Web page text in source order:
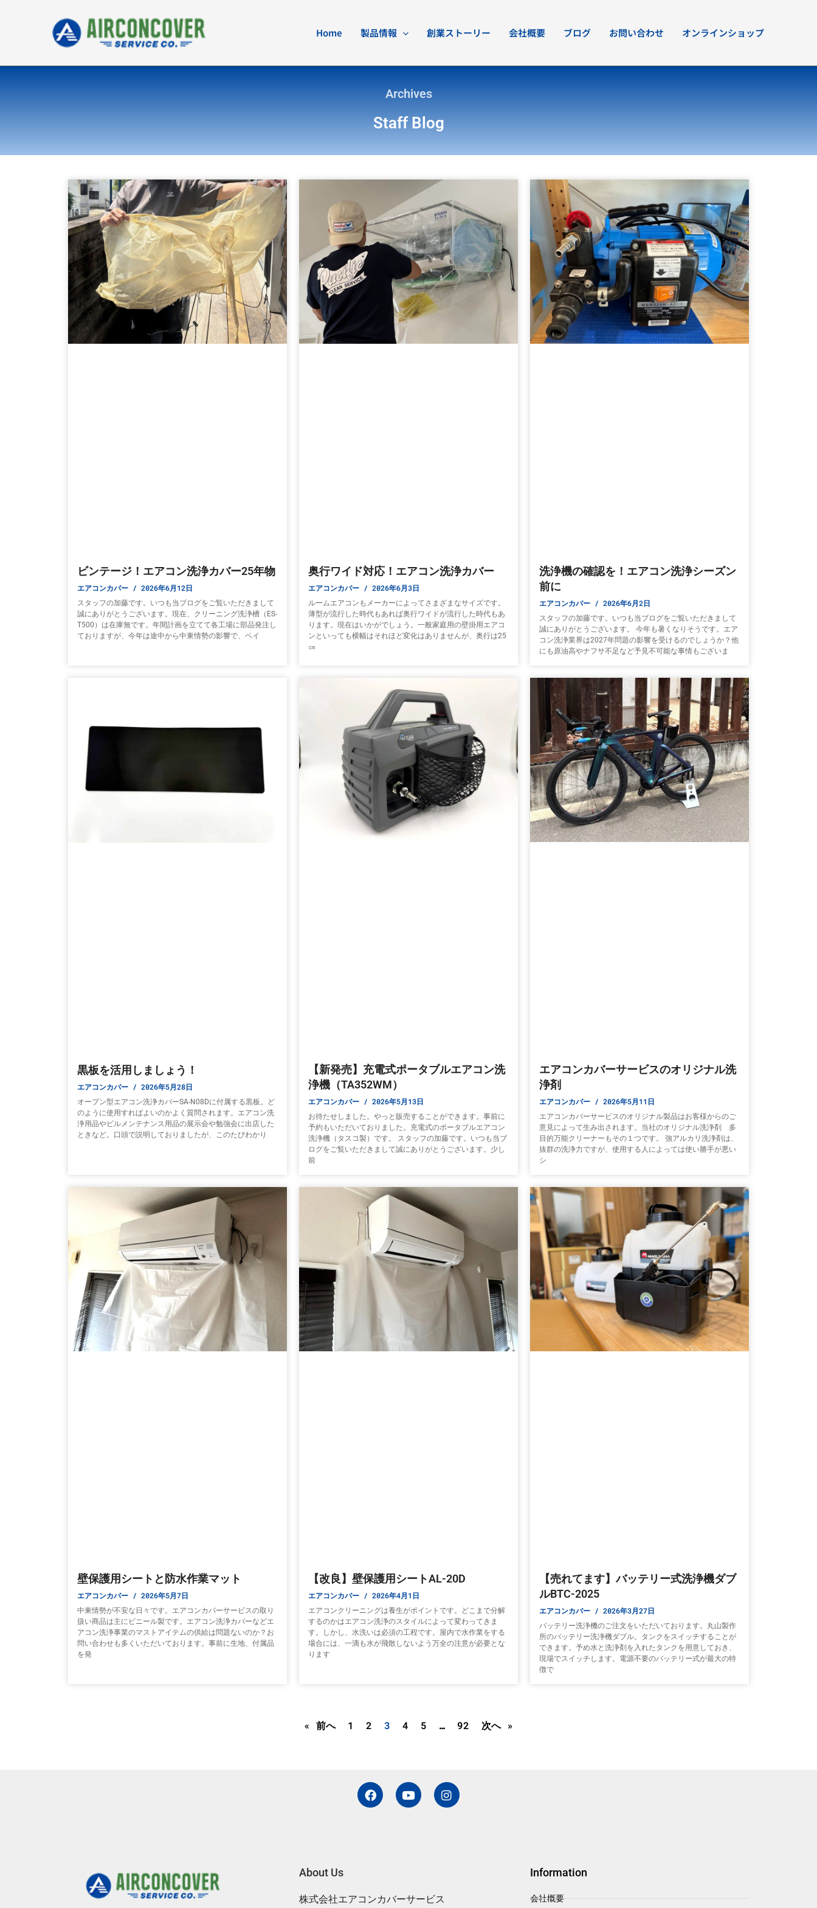
キ
Home 製品情報 創業ストーリー 会社概要 ブログ お問い合わせ オンラインショップ
Archives
Staff Blog
ビンテージ！エアコン洗浄カバー25年物
エアコンカバー 2026年6月12日
スタッフの加藤です。いつも当ブログをご覧いただきまして
誠にありがとうございます。現在、クリーニング洗浄槽（ES-
T500）は在庫無です。年間計画を立てて各工場に部品発注し
ておりますが、今年は途中から中東情勢の影響で、ペイ
奥行ワイド対応！エアコン洗浄カバー
エアコンカバー 2026年6月3日
ルームエアコンもメーカーによってさまざまなサイズです。
薄型が流行した時代もあれば奥行ワイドが流行した時代もあ
ります。現在はいかがでしょう。一般家庭用の壁掛用エアコ
ンといっても横幅はそれほど変化はありませんが、奥行は25
㎝
洗浄機の確認を！エアコン洗浄シーズン
前に
エアコンカバー 2026年6月2日
スタッフの加藤です。いつも当ブログをご覧いただきまして
誠にありがとうございます。 今年も暑くなりそうです。エア
コン洗浄業界は2027年問題の影響を受けるのでしょうか？他
にも原油高やナフサ不足など予見不可能な事情もございま
黒板を活用しましょう！
エアコンカバー 2026年5月28日
オープン型エアコン洗浄カバーSA-N08Dに付属する黒板。ど
のように使用すればよいのかよく質問されます。エアコン洗
浄用品やビルメンテナンス用品の展示会や勉強会に出店した
ときなど。口頭で説明しておりましたが、このたびわかり
【新発売】充電式ポータブルエアコン洗
浄機（TA352WM）
エアコンカバー 2026年5月13日
お待たせしました。やっと販売することができます。事前に
予約もいただいておりました。充電式のポータブルエアコン
洗浄機（タスコ製）です。 スタッフの加藤です。いつも当ブ
ログをご覧いただきまして誠にありがとうございます。少し
前
エアコンカバーサービスのオリジナル洗
浄剤
エアコンカバー 2026年5月11日
エアコンカバーサービスのオリジナル製品はお客様からのご
意見によって生み出されます。当社のオリジナル洗浄剤 多
目的万能クリーナーもその１つです。 強アルカリ洗浄剤は、
抜群の洗浄力ですが、使用する人によっては使い勝手が悪い
シ
壁保護用シートと防水作業マット
エアコンカバー 2026年5月7日
中東情勢が不安な日々です。エアコンカバーサービスの取り
扱い商品は主にビニール製です。エアコン洗浄カバーなどエ
アコン洗浄事業のマストアイテムの供給は問題ないのか？お
問い合わせも多くいただいております。事前に生地、付属品
を発
【改良】壁保護用シートAL-20D
エアコンカバー 2026年4月1日
エアコンクリーニングは養生がポイントです。どこまで分解
するのかはエアコン洗浄のスタイルによって変わってきま
す。しかし、水洗いは必須の工程です。屋内で水作業をする
場合には、一滴も水が飛散しないよう万全の注意が必要とな
ります
【売れてます】バッテリー式洗浄機ダブ
ルBTC-2025
エアコンカバー 2026年3月27日
バッテリー洗浄機のご注文をいただいております。丸山製作
所のバッテリー洗浄機ダブル。タンクをスイッチすることが
できます。予め水と洗浄剤を入れたタンクを用意しておき、
現場でスイッチします。電源不要のバッテリー式が最大の特
徴で
« 前へ
ー
ジ
1
ジ
2
ジ
3
ー
ジ
4
ペ
ー
5 …
ー
ジ
92 次へ »
F
a
c
Y
o
u
I
n
s
About Us
株式会社エアコンカバーサービス
Information
会社概要